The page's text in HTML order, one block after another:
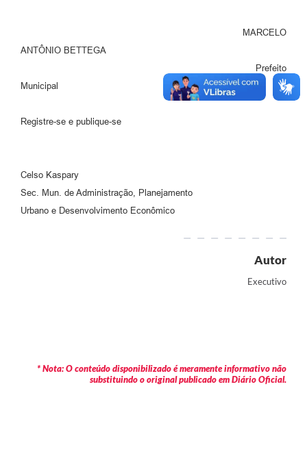
MARCELO
ANTÔNIO BETTEGA
Prefeito
Municipal
Registre-se e publique-se
Celso Kaspary
Sec. Mun. de Administração, Planejamento
Urbano e Desenvolvimento Econômico
Autor
Executivo
* Nota: O conteúdo disponibilizado é meramente informativo não
substituindo o original publicado em Diário Oficial.